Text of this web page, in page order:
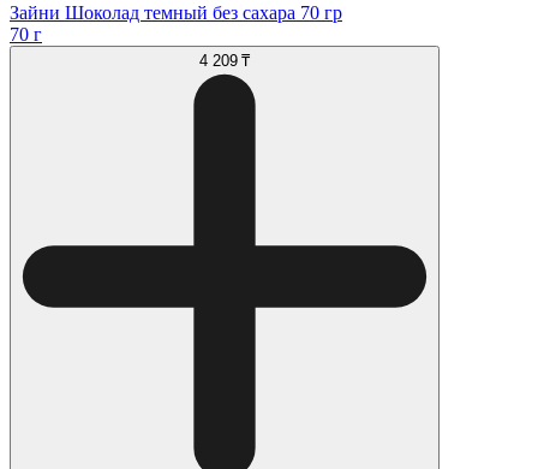
Зайни Шоколад темный без сахара 70 гр
70 г
4 209 ₸